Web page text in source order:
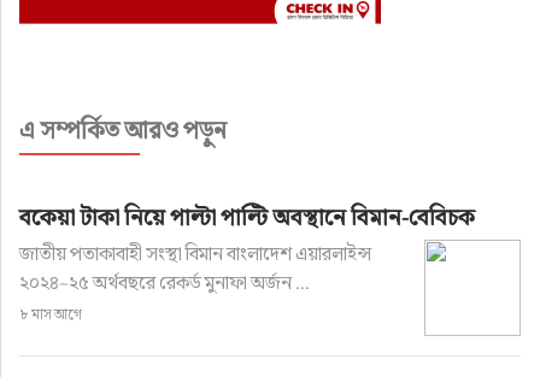
এ সম্পর্কিত আরও পড়ুন
বকেয়া টাকা নিয়ে পাল্টা পাল্টি অবস্থানে বিমান-বেবিচক
জাতীয় পতাকাবাহী সংস্থা বিমান বাংলাদেশ এয়ারলাইন্স
২০২৪–২৫ অর্থবছরে রেকর্ড মুনাফা অর্জন ...
৮ মাস আগে